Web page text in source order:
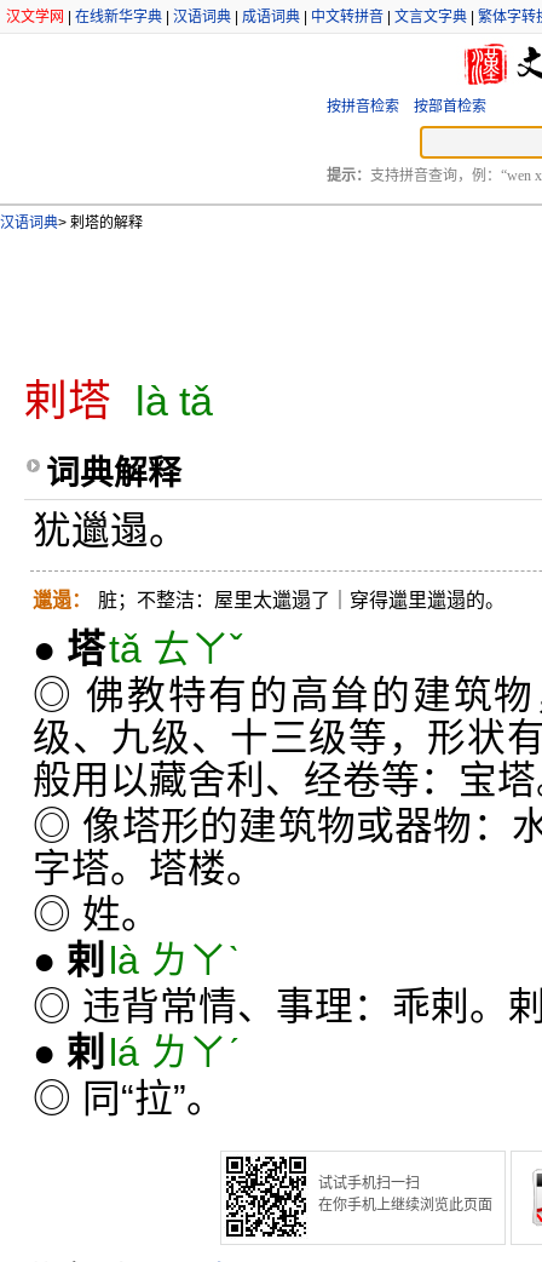
汉文学网 在线新华字典 汉语词典 成语词典 中文转拼音 文言文字典 繁体字转
按拼音检索 按部首检索
提示： 支持拼音查询，例：“wen
汉语词典> 剌塔的解释
剌塔 là tǎ
词典解释
犹邋遢。
邋遢： 脏；不整洁：屋里太邋遢了｜穿得邋里邋遢的。
● 塔tǎ ㄊㄚˇ
◎ 佛教特有的高耸的建筑
级、九级、十三级等，形状
般用以藏舍利、经卷等：宝
◎ 像塔形的建筑物或器物：
字塔。塔楼。
◎ 姓。
● 剌 là ㄌㄚˋ
◎ 违背常情、事理：乖剌。
● 剌 lá ㄌㄚˊ
◎ 同“拉”。
试试手机扫一扫
在你手机上继续浏览此页面